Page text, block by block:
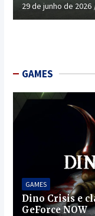
29 de junho de 2026
GAMES
GAMES
Dino Crisis e
GeForce NOW